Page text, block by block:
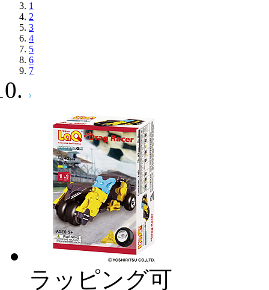
1
2
3
4
5
6
7
ラッピング可